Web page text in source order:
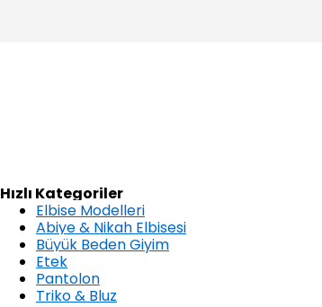
Hızlı Kategoriler
Elbise Modelleri
Abiye & Nikah Elbisesi
Büyük Beden Giyim
Etek
Pantolon
Triko & Bluz